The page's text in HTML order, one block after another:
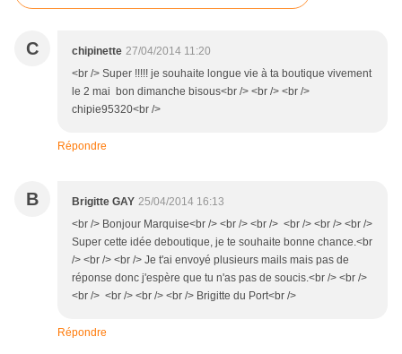
C chipinette 27/04/2014 11:20
<br /> Super !!!!! je souhaite longue vie à ta boutique vivement
le 2 mai bon dimanche bisous<br /> <br /> <br />
chipie95320<br />
Répondre
B Brigitte GAY 25/04/2014 16:13
<br /> Bonjour Marquise<br /> <br /> <br /> <br /> <br /> <br />
Super cette idée deboutique, je te souhaite bonne chance.<br
/> <br /> <br /> Je t'ai envoyé plusieurs mails mais pas de
réponse donc j'espère que tu n'as pas de soucis.<br /> <br />
<br /> <br /> <br /> <br /> Brigitte du Port<br />
Répondre